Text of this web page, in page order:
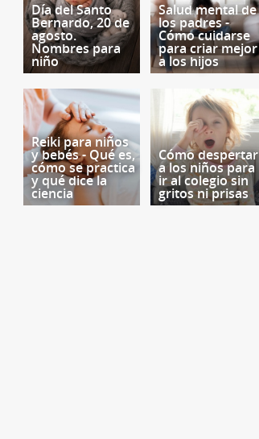
Día del Santo
Bernardo, 20 de
agosto.
Nombres para
niño
Salud mental de
los padres -
Cómo cuidarse
para criar mejor
a los hijos
Reiki para niños
y bebés - Qué es,
cómo se practica
y qué dice la
ciencia
Cómo despertar
a los niños para
ir al colegio sin
gritos ni prisas